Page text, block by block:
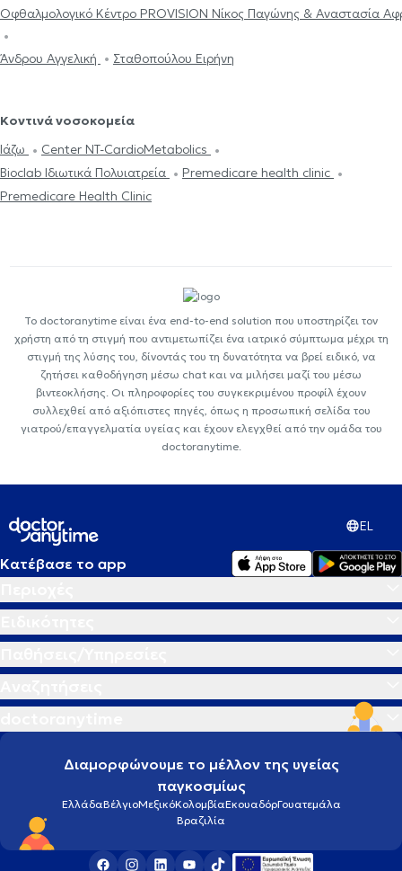
Οφθαλμολογικό Κέντρο PROVISION Νίκος Παγώνης & Αναστασία
Άνδρου Αγγελική Σταθοπούλου Ειρήνη
Κοντινά νοσοκομεία
Ιάζω
Center NT-CardioMetabolics
Bioclab Ιδιωτικά Πολυιατρεία
Premedicare health clinic
Premedicare Health Clinic
Το doctoranytime είναι ένα end-to-end solution που υποστηρίζει τον
χρήστη από τη στιγμή που αντιμετωπίζει ένα ιατρικό σύμπτωμα μέχρι τη
στιγμή της λύσης του, δίνοντάς του τη δυνατότητα να βρεί ειδικό, να
ζητήσει καθοδήγηση μέσω chat και να μιλήσει μαζί του μέσω
βιντεοκλήσης. Οι πληροφορίες του συγκεκριμένου προφίλ έχουν
συλλεχθεί από αξιόπιστες πηγές, όπως η προσωπική σελίδα του
γιατρού/επαγγελματία υγείας και έχουν ελεγχθεί από την ομάδα του
doctoranytime.
EL
Κατέβασε το app
Διαμορφώνουμε το μέλλον της υγείας
παγκοσμίως
ΕλλάδαΒέλγιοΜεξικόΚολομβίαΕκουαδόρΓουατεμάλα
Βραζιλία